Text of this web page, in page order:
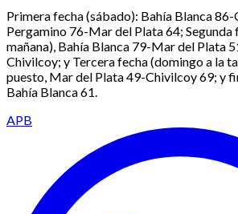
Primera fecha (sábado): Bahía Blanca
Pergamino 76-Mar del Plata 64; Segunda
mañana), Bahía Blanca 79-Mar del Plata
Chivilcoy; y Tercera fecha (domingo a la
puesto, Mar del Plata 49-Chivilcoy 69; y
Bahía Blanca 61.
APB